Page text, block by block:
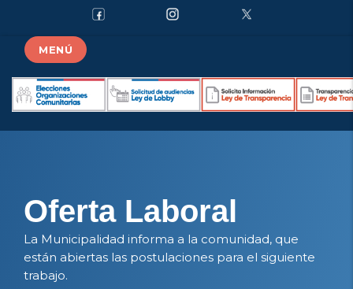
MENÚ
Oferta Laboral
La Municipalidad informa a la comunidad, que
están abiertas las postulaciones para el siguiente
trabajo.